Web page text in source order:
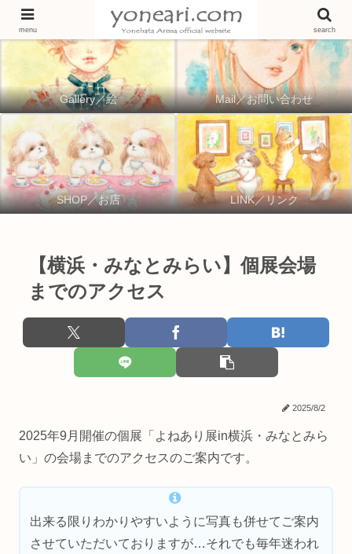
Gallery／絵 Mail／お問い合わせ
SHOP／お店 LINK／リンク
【横浜・みなとみらい】個展会場
までのアクセス
2025/8/2
2025年9月開催の個展「よねあり展in横浜・みなとみら
い」の会場までのアクセスのご案内です。
出来る限りわかりやすいように写真も併せてご案内
させていただいておりますが…それでも毎年迷われ
menu search